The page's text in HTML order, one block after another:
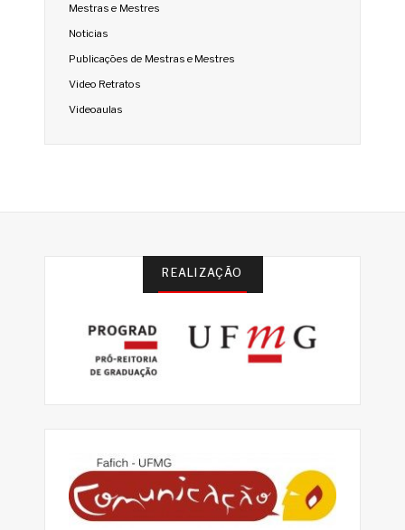
Mestras e Mestres
Noticias
Publicações de Mestras e Mestres
Video Retratos
Videoaulas
REALIZAÇÃO